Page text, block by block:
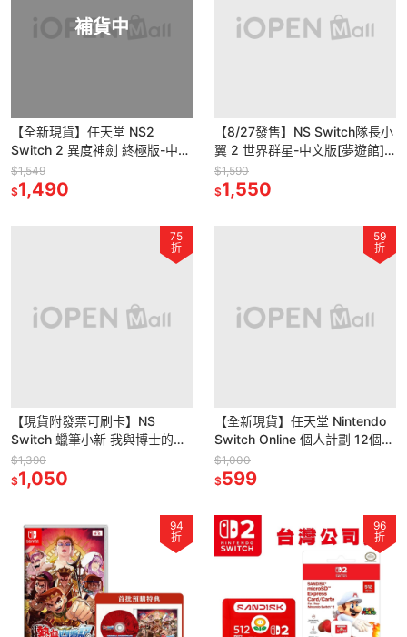
補貨中
【全新現貨】任天堂 NS2
Switch 2 異度神劍 終極版-中文
版[夢遊館]
$1,549
$1,490
【8/27發售】NS Switch隊長小
翼 2 世界群星-中文版[夢遊館]
足球 天使之翼
$1,590
$1,550
75
折
【現貨附發票可刷卡】NS
Switch 蠟筆小新 我與博士的暑
假 永不結束的七日之旅 -中文版
[夢遊館]
$1,390
$1,050
59
折
【全新現貨】任天堂 Nintendo
Switch Online 個人計劃 12個月
NSO會員實體序號卡[夢遊館]
$1,000
$599
94
折
96
折